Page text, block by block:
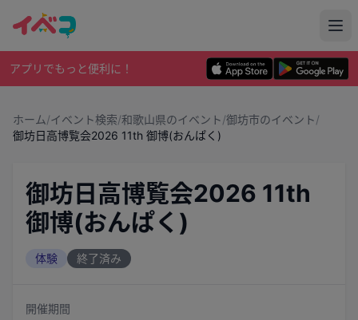
アプリでもっと便利に！
ホーム/イベント検索/和歌山県のイベント/御坊市のイベント/
御坊日高博覧会2026 11th 御博(おんぱく)
御坊日高博覧会2026 11th
御博(おんぱく)
体験 終了済み
開催期間